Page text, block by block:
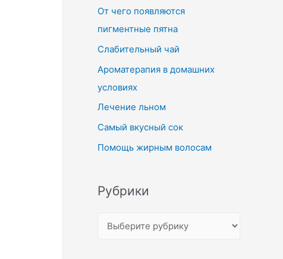
От чего появляются
пигментные пятна
Слабительный чай
Ароматерапия в домашних
условиях
Лечение льном
Самый вкусный сок
Помощь жирным волосам
Рубрики